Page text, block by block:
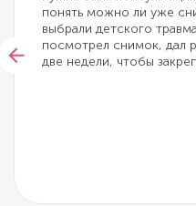
понять можно ли уже
выбрали детского
посмотрел снимок, дал
две недели, чтобы